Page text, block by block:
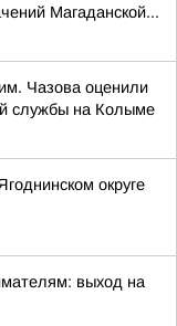
Магаданской...
Чазова оценили
службы на Колыме
округе
выход на